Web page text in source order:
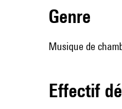
genre
Musique de
effectif